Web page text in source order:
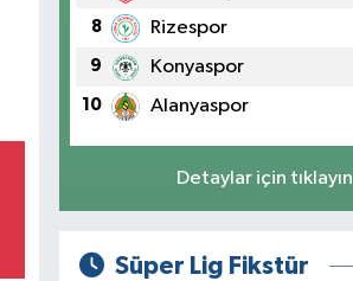
8 Rizespor
9 Konyaspor
10 Alanyaspor
Detaylar için tıklayın
Süper Lig Fikstür